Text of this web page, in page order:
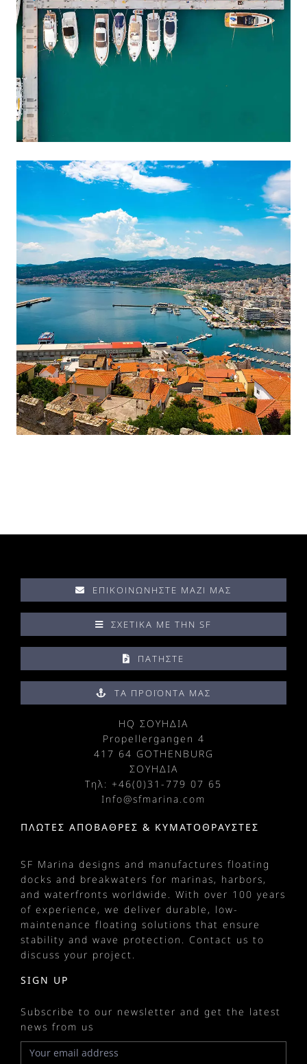
PORTO HELI
ΚΑΒΑΛΑ
ΕΠΙΚΟΙΝΩΝΉΣΤΕ ΜΑΖΊ ΜΑΣ
ΣΧΕΤΙΚΆ ΜΕ ΤΗΝ SF
ΠΑΤΉΣΤΕ
ΤΑ ΠΡΟΪΌΝΤΑ ΜΑΣ
HQ ΣΟΥΗΔΙΑ
Propellergangen 4
417 64 GOTHENBURG
ΣΟΥΗΔΙΑ
Τηλ: +46(0)31-779 07 65
Info@sfmarina.com
ΠΛΩΤΈΣ ΑΠΟΒΆΘΡΕΣ & ΚΥΜΑΤΟΘΡΑΎΣΤΕΣ
SF Marina designs and manufactures floating
docks and breakwaters for marinas, harbors,
and waterfronts worldwide. With over 100 years
of experience, we deliver durable, low-
maintenance floating solutions that ensure
stability and wave protection. Contact us to
discuss your project.
SIGN UP
Subscribe to our newsletter and get the latest
news from us